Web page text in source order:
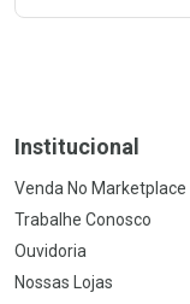
Institucional
Venda No Marketplace
Trabalhe Conosco
Ouvidoria
Nossas Lojas